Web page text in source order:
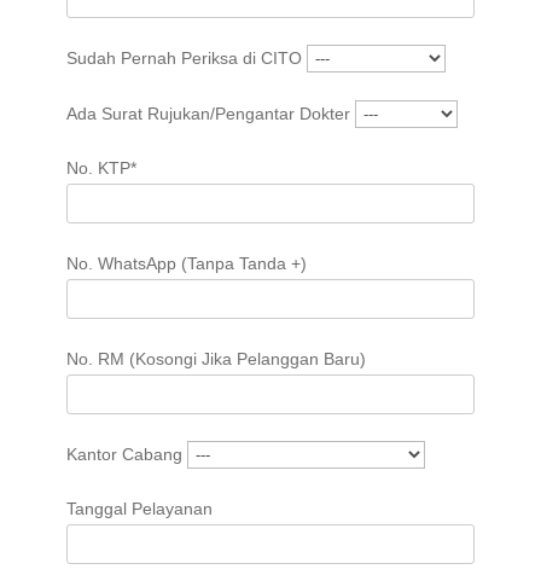
Sudah Pernah Periksa di CITO
Ada Surat Rujukan/Pengantar Dokter
No. KTP*
No. WhatsApp (Tanpa Tanda +)
No. RM (Kosongi Jika Pelanggan Baru)
Kantor Cabang
Tanggal Pelayanan